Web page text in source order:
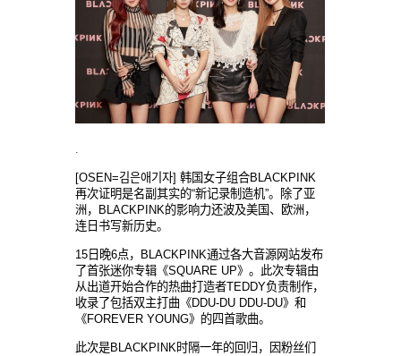
.
[OSEN=김은애기자] 韩国女子组合BLACKPINK
再次证明是名副其实的“新记录制造机”。除了亚
洲，BLACKPINK的影响力还波及美国、欧洲，
连日书写新历史。
15日晚6点，BLACKPINK通过各大音源网站发布
了首张迷你专辑《SQUARE UP》。此次专辑由
从出道开始合作的热曲打造者TEDDY负责制作，
收录了包括双主打曲《DDU-DU DDU-DU》和
《FOREVER YOUNG》的四首歌曲。
此次是BLACKPINK时隔一年的回归，因粉丝们